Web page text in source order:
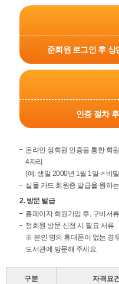
준회원 로그인 후
인증 절차
온라인 정회원 인증을 통한 회
4자리
(예: 생일 2000년 1월 1일-> 비
실물 카드 회원증 발급을 원하
2. 방문 발급
홈페이지 회원가입 후, 구비서
정회원 방문 신청 시 필요 서류
※ 본인 명의 휴대폰이 없는 경
도서관에 방문해 주세요.
구분 자격요